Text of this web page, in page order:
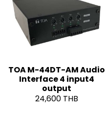
TOA M-44DT-AM Audio
Interface 4 input4
output
24,600 THB